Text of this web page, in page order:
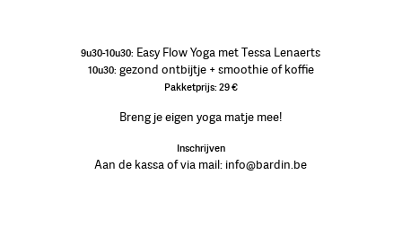
9u30-10u30: Easy Flow Yoga met Tessa Lenaerts
10u30: gezond ontbijtje + smoothie of koffie
Pakketprijs: 29 €
Breng je eigen yoga matje mee!
Inschrijven
Aan de kassa of via mail: info@bardin.be